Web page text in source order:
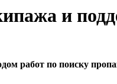
и
работ по поиску